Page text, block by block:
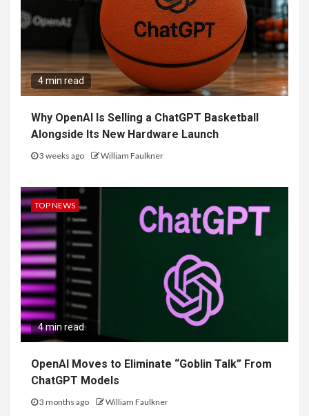
4 min read
Why OpenAI Is Selling a ChatGPT Basketball
Alongside Its New Hardware Launch
3 weeks ago William Faulkner
TOP NEWS
4 min read
OpenAI Moves to Eliminate “Goblin Talk” From
ChatGPT Models
3 months ago William Faulkner